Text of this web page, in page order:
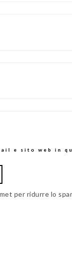
e sito web in
per ridurre lo